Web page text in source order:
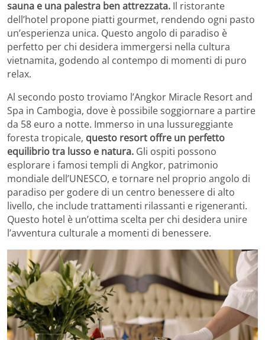
sauna e una palestra ben attrezzata. Il ristorante
dell’hotel propone piatti gourmet, rendendo ogni pasto
un’esperienza unica. Questo angolo di paradiso è
perfetto per chi desidera immergersi nella cultura
vietnamita, godendo al contempo di momenti di puro
relax.
Al secondo posto troviamo l’Angkor Miracle Resort and
Spa in Cambogia, dove è possibile soggiornare a partire
da 58 euro a notte. Immerso in una lussureggiante
foresta tropicale, questo resort offre un perfetto
equilibrio tra lusso e natura. Gli ospiti possono
esplorare i famosi templi di Angkor, patrimonio
mondiale dell’UNESCO, e tornare nel proprio angolo di
paradiso per godere di un centro benessere di alto
livello, che include trattamenti rilassanti e rigeneranti.
Questo hotel è un’ottima scelta per chi desidera unire
l’avventura culturale a momenti di benessere.